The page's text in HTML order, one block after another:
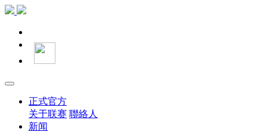
正式官方
关于联赛 聯絡人
新闻